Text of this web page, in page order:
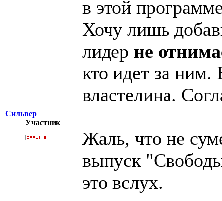
Сильвер
Участник
в этой
Хочу лишь
лидер не
кто идет за ним.
властелина.
Жаль, что не
выпуск
это вслух.